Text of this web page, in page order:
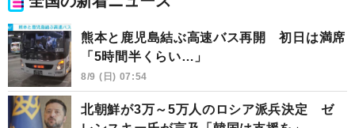
熊本と鹿児島結ぶ高速バス再開 初日は満席
「5時間半くらい…」
8/9 (日) 07:54
北朝鮮が3万～5万人のロシア派兵決定 ゼ